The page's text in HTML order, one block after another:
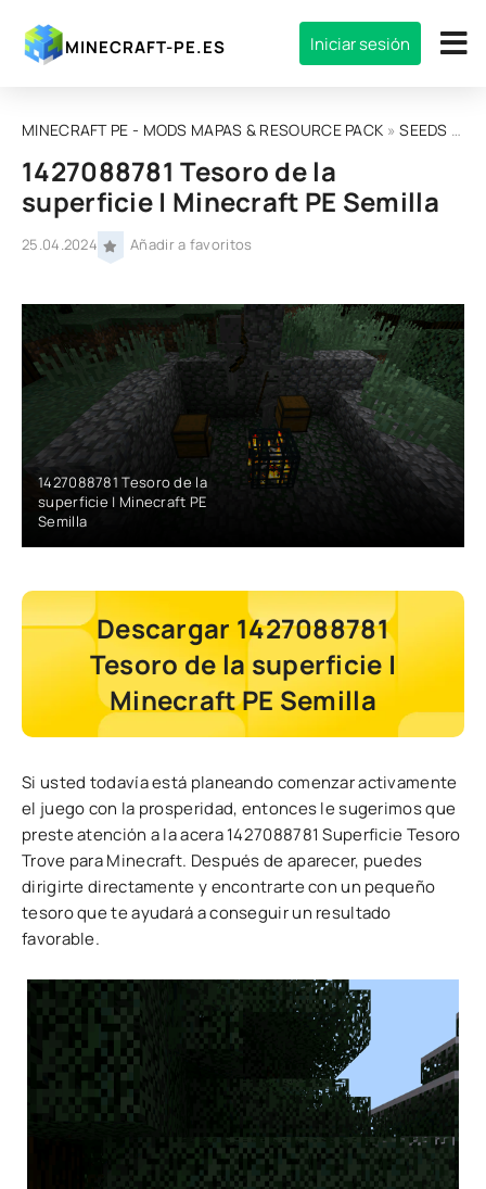
MINECRAFT-PE.ES Iniciar sesión
MINECRAFT PE - MODS MAPAS & RESOURCE PACK »SEEDS
1427088781 Tesoro de la
superficie | Minecraft PE Semilla
25.04.2024 Añadir a favoritos
1427088781 Tesoro de la
superficie | Minecraft PE
Semilla
Descargar 1427088781
Tesoro de la superficie |
Minecraft PE Semilla
Si usted todavía está planeando comenzar activamente
el juego con la prosperidad, entonces le sugerimos que
preste atención a la acera 1427088781 Superficie Tesoro
Trove para Minecraft. Después de aparecer, puedes
dirigirte directamente y encontrarte con un pequeño
tesoro que te ayudará a conseguir un resultado
favorable.